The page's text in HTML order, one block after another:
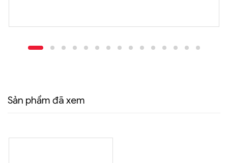
Sản phẩm đã xem